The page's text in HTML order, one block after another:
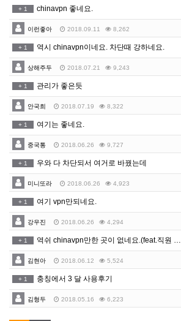
+ 1 chinavpn 좋네요.
이런좋아 2018.09.11 8,262
+ 1 역시 chinavpn이네요. 차단때 강하네요.
상해주두 2018.07.21 9,243
+ 1 관리가 좋은듯
안국희 2018.07.19 8,322
+ 1 여기는 좋네요.
중국통 2018.06.26 9,727
+ 1 우와 다 차단되서 여거로 바꿨는데
미니또라 2018.06.26 4,923
+ 1 여기 vpn만되네요.
강우진 2018.06.26 4,294
+ 1 역쉬 chinavpn만한 곳이 없네요.(feat.직원 …
김현아 2018.06.12 5,524
+ 1 충칭에서 3 달 사용후기
김형두 2018.05.16 6,223